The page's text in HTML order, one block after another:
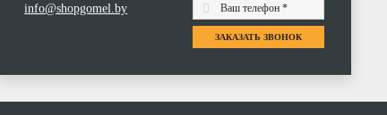
info@shopgomel.by
ЗАКАЗАТЬ ЗВОНОК